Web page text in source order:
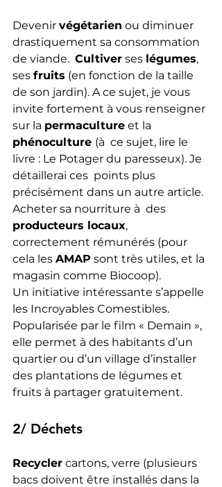
Devenir végétarien ou diminuer
drastiquement sa consommation
de viande. Cultiver ses légumes,
ses fruits (en fonction de la taille
de son jardin). A ce sujet, je vous
invite fortement à vous renseigner
sur la permaculture et la
phénoculture (à  ce sujet, lire le
livre : Le Potager du paresseux). Je
détaillerai ces  points plus
précisément dans un autre article.
Acheter sa nourriture à  des
producteurs locaux,
correctement rémunérés (pour
cela les AMAP sont très utiles, et la
magasin comme Biocoop).
Un initiative intéressante s’appelle
les Incroyables Comestibles.
Popularisée par le film « Demain »,
elle permet à des habitants d’un
quartier ou d’un village d’installer
des plantations de légumes et
fruits à partager gratuitement.
2/ Déchets
Recycler cartons, verre (plusieurs
bacs doivent être installés dans la